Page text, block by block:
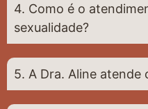
4. Como é o
sexualidade?
5. A Dra. Aline atende